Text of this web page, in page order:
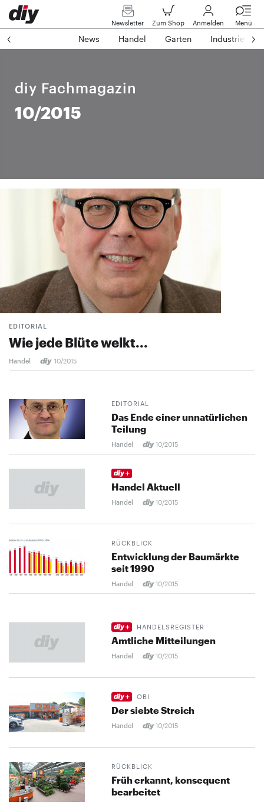
Newsletter Zum Shop Anmelden Menü
News Handel Garten Industrie
diy Fachmagazin
10/2015
EDITORIAL
Wie jede Blüte welkt...
Handel 10/2015
EDITORIAL
Das Ende einer unnatürlichen
Teilung
Handel 10/2015
Handel Aktuell
Handel 10/2015
RÜCKBLICK
Entwicklung der Baumärkte
seit 1990
Handel 10/2015
HANDELSREGISTER
Amtliche Mitteilungen
Handel 10/2015
OBI
Der siebte Streich
Handel 10/2015
RÜCKBLICK
Früh erkannt, kon­se­quent
bearbeitet